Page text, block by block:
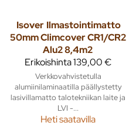
Isover Ilmastointimatto
50mm Climcover CR1/CR2
Alu2 8,4m2
Erikoishinta139,00 €
Verkkovahvistetulla
alumiinilaminaatilla päällystetty
lasivillamatto talotekniikan laite ja
LVI -...
Heti saatavilla